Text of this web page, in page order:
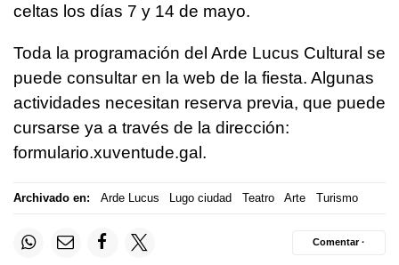
celtas los días 7 y 14 de mayo.
Toda la programación del Arde Lucus Cultural se
puede consultar en la web de la fiesta. Algunas
actividades necesitan reserva previa, que puede
cursarse ya a través de la dirección:
formulario.xuventude.gal.
Archivado en: Arde Lucus Lugo ciudad Teatro Arte Turismo
Comentar ·